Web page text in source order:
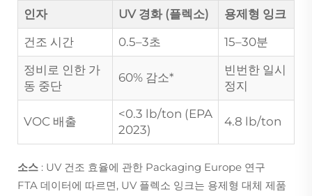
인자 UV 경화 (플렉소)
용제형 잉크
건조 시간
0.5–3초
15–30분
정비로 인한 가
동 중단
60% 감소*
빈번한 일시
정지
VOC 배출
<0.3 lb/ton (EPA
2023)
4.8 lb/ton
소스 : UV 건조 효율에 관한 Packaging Europe 연구
FTA 데이터에 따르면, UV 플렉소 잉크는 용제형 대체 제품